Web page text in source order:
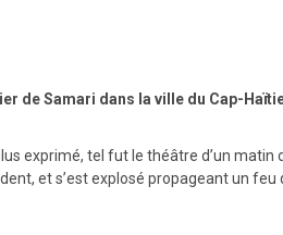
de Samari dans la ville du Cap-
exprimé, tel fut le théâtre d’un matin
et s’est explosé propageant un feu